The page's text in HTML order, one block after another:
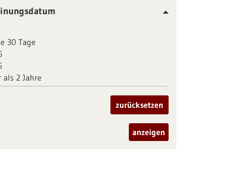
30 Tage
als 2 Jahre
zurücksetzen
anzeigen